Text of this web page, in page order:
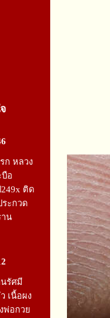
ก หลวง
บือ
ติด
ระกวด
น
รัศมี
เนื้อผง
พ่อกวย